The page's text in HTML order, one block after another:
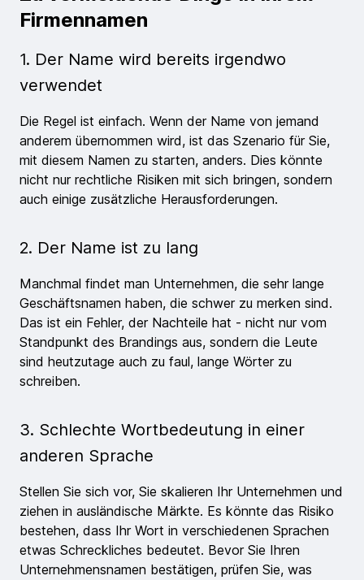
Firmennamen
1. Der Name wird bereits irgendwo
verwendet
Die Regel ist einfach. Wenn der Name von jemand
anderem übernommen wird, ist das Szenario für Sie,
mit diesem Namen zu starten, anders. Dies könnte
nicht nur rechtliche Risiken mit sich bringen, sondern
auch einige zusätzliche Herausforderungen.
2. Der Name ist zu lang
Manchmal findet man Unternehmen, die sehr lange
Geschäftsnamen haben, die schwer zu merken sind.
Das ist ein Fehler, der Nachteile hat - nicht nur vom
Standpunkt des Brandings aus, sondern die Leute
sind heutzutage auch zu faul, lange Wörter zu
schreiben.
3. Schlechte Wortbedeutung in einer
anderen Sprache
Stellen Sie sich vor, Sie skalieren Ihr Unternehmen und
ziehen in ausländische Märkte. Es könnte das Risiko
bestehen, dass Ihr Wort in verschiedenen Sprachen
etwas Schreckliches bedeutet. Bevor Sie Ihren
Unternehmensnamen bestätigen, prüfen Sie, was